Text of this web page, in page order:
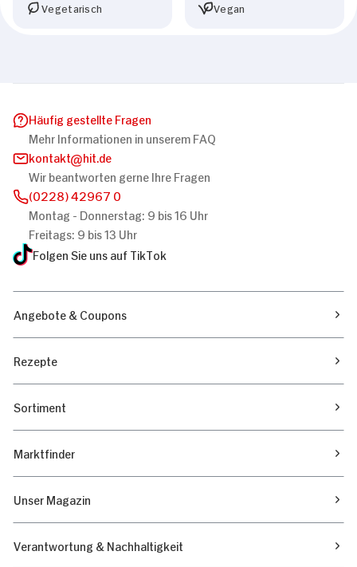
Vegetarisch
Vegan
Häufig gestellte Fragen
Mehr Informationen in unserem FAQ
kontakt
hit.de
Wir beantworten gerne Ihre Fragen
(0228) 42967 0
Montag - Donnerstag: 9 bis 16 Uhr
Freitags: 9 bis 13 Uhr
Folgen Sie uns auf TikTok
Angebote & Coupons
Rezepte
Sortiment
Marktfinder
Unser Magazin
Verantwortung & Nachhaltigkeit